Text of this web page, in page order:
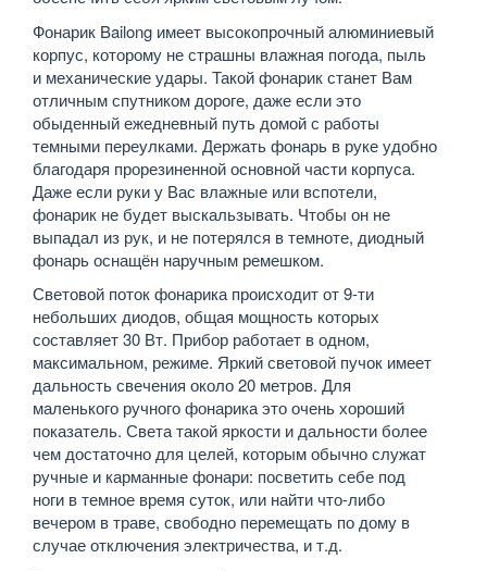
Фонарик Bailong имеет высокопрочный алюминиевый
корпус, которому не страшны влажная погода, пыль
и механические удары. Такой фонарик станет Вам
отличным спутником дороге, даже если это
обыденный ежедневный путь домой с работы
темными переулками. Держать фонарь в руке удобно
благодаря прорезиненной основной части корпуса.
Даже если руки у Вас влажные или вспотели,
фонарик не будет выскальзывать. Чтобы он не
выпадал из рук, и не потерялся в темноте, диодный
фонарь оснащён наручным ремешком.
Световой поток фонарика происходит от 9-ти
небольших диодов, общая мощность которых
составляет 30 Вт. Прибор работает в одном,
максимальном, режиме. Яркий световой пучок имеет
дальность свечения около 20 метров. Для
маленького ручного фонарика это очень хороший
показатель. Света такой яркости и дальности более
чем достаточно для целей, которым обычно служат
ручные и карманные фонари: посветить себе под
ноги в темное время суток, или найти что-либо
вечером в траве, свободно перемещать по дому в
случае отключения электричества, и т.д.